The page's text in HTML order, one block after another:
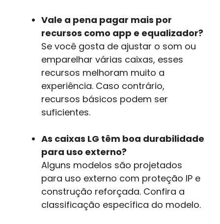
Vale a pena pagar mais por
recursos como app e equalizador?
Se você gosta de ajustar o som ou
emparelhar várias caixas, esses
recursos melhoram muito a
experiência. Caso contrário,
recursos básicos podem ser
suficientes.
As caixas LG têm boa durabilidade
para uso externo?
Alguns modelos são projetados
para uso externo com proteção IP e
construção reforçada. Confira a
classificação específica do modelo.